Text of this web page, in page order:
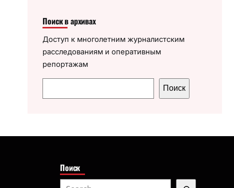
Поиск в архивах
Доступ к многолетним журналистским
расследованиям и оперативным
репортажам
о
Поиск
Поиск